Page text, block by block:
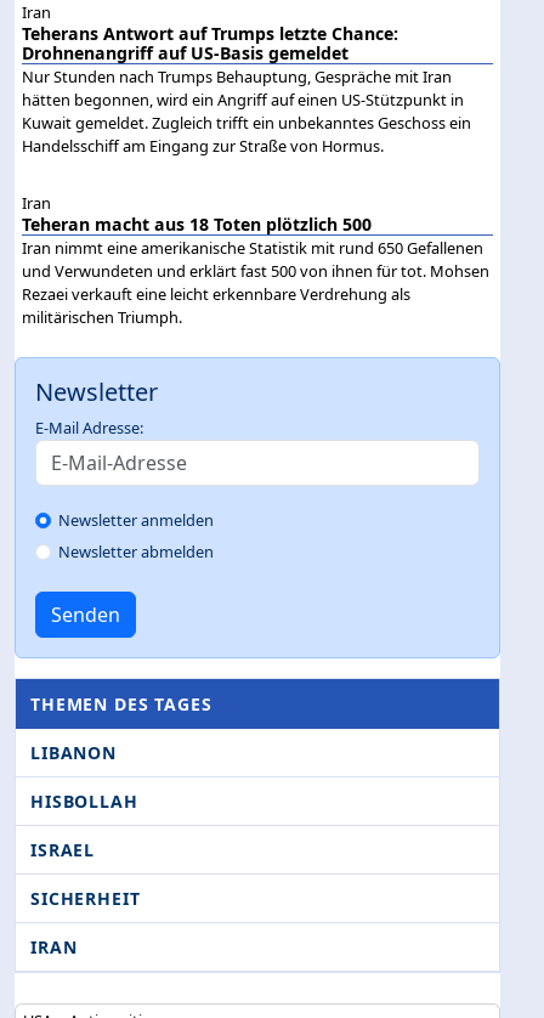
Iran
Teherans Antwort auf Trumps letzte Chance:
Drohnenangriff auf US-Basis gemeldet
Nur Stunden nach Trumps Behauptung, Gespräche mit Iran
hätten begonnen, wird ein Angriff auf einen US-Stützpunkt in
Kuwait gemeldet. Zugleich trifft ein unbekanntes Geschoss ein
Handelsschiff am Eingang zur Straße von Hormus.
Iran
Teheran macht aus 18 Toten plötzlich 500
Iran nimmt eine amerikanische Statistik mit rund 650 Gefallenen
und Verwundeten und erklärt fast 500 von ihnen für tot. Mohsen
Rezaei verkauft eine leicht erkennbare Verdrehung als
militärischen Triumph.
Newsletter
E-Mail Adresse:
Newsletter anmelden
Newsletter abmelden
Senden
THEMEN DES TAGES
LIBANON
HISBOLLAH
ISRAEL
SICHERHEIT
IRAN